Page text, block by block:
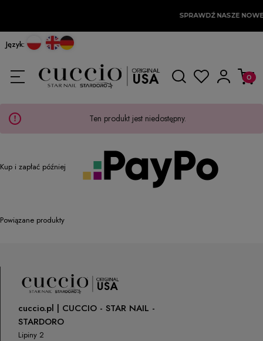
SPRAWDŹ NASZE
Język:
Ten produkt jest niedostępny.
Kup i zapłać później
Powiązane produkty
cuccio.pl | CUCCIO - STAR NAIL -
STARDORO
Lipiny 2